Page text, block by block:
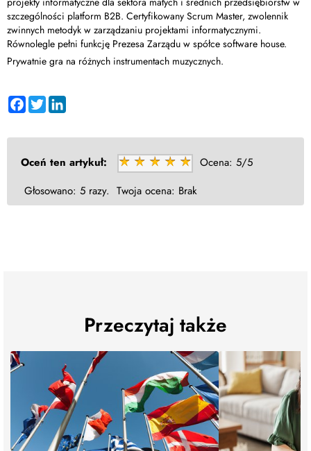
szczególności platform B2B. Certyfikowany Scrum Master, zwolennik
zwinnych metodyk w zarządzaniu projektami informatycznymi.
Równolegle pełni funkcję Prezesa Zarządu w spółce software house.
Prywatnie gra na różnych instrumentach muzycznych.
Facebook
Twitter
Oceń ten artykuł: Ocena: 5/5
Głosowano: 5 razy. Twoja ocena: Brak
Przeczytaj także